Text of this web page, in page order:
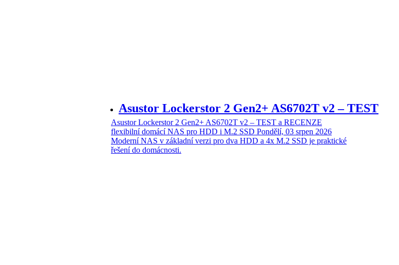
Asustor Lockerstor 2 Gen2+ AS6702T v2 – TEST
Asustor Lockerstor 2 Gen2+ AS6702T v2 – TEST a RECENZE
flexibilní domácí NAS pro HDD i M.2 SSD Pondělí, 03 srpen 2026
Moderní NAS v základní verzi pro dva HDD a 4x M.2 SSD je praktické
řešení do domácnosti.